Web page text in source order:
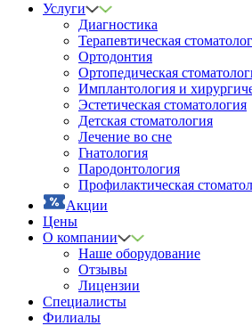
Услуги
Диагностика
Терапевтическая
Ортодонтия
Ортопедическая
Имплантология и
Эстетическая стоматология
Детская стоматология
Лечение во сне
Гнатология
Пародонтология
Профилактическая
Акции
Цены
О компании
Наше оборудование
Отзывы
Лицензии
Специалисты
Филиалы